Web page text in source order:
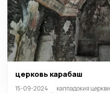
церковь карабаш
15-09-2024 каппадокия церкви